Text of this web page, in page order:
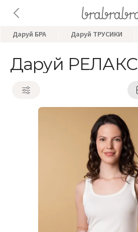
Даруй БРА Даруй ТРУСИКИ
Даруй РЕЛАКС